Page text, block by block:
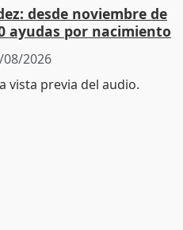
desde noviembre de
ayudas por nacimiento
08/2026